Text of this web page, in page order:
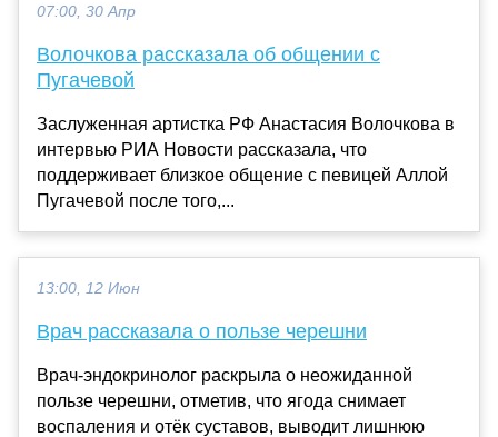
07:00, 30 Апр
Волочкова рассказала об общении с
Пугачевой
Заслуженная артистка РФ Анастасия Волочкова в
интервью РИА Новости рассказала, что
поддерживает близкое общение с певицей Аллой
Пугачевой после того,...
13:00, 12 Июн
Врач рассказала о пользе черешни
Врач-эндокринолог раскрыла о неожиданной
пользе черешни, отметив, что ягода снимает
воспаления и отёк суставов, выводит лишнюю